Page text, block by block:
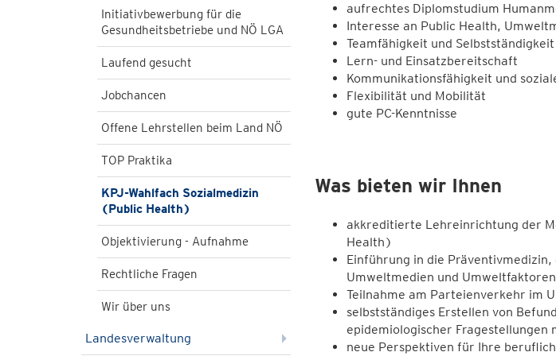
Initiativbewerbung für die
Gesundheitsbetriebe und NÖ LGA
Laufend gesucht
Jobchancen
Offene Lehrstellen beim Land NÖ
TOP Praktika
KPJ-Wahlfach Sozialmedizin
(Public Health)
Objektivierung - Aufnahme
Rechtliche Fragen
Wir über uns
Landesverwaltung
aufrechtes Diplomstudium
Interesse an Public Health,
Teamfähigkeit und Selbstständigkeit
Lern- und Einsatzbereitschaft
Kommunikationsfähigkeit und
Flexibilität und Mobilität
gute PC-Kenntnisse
Was bieten wir Ihnen
akkreditierte Lehreinrichtung der
Health)
Einführung in die
Umweltmedien und
Teilnahme am Parteienverkehr im
selbstständiges Erstellen von
epidemiologischer Fragestellungen
neue Perspektiven für Ihre